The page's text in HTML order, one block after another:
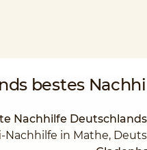
bestes
Nachhilfe
in Mathe,